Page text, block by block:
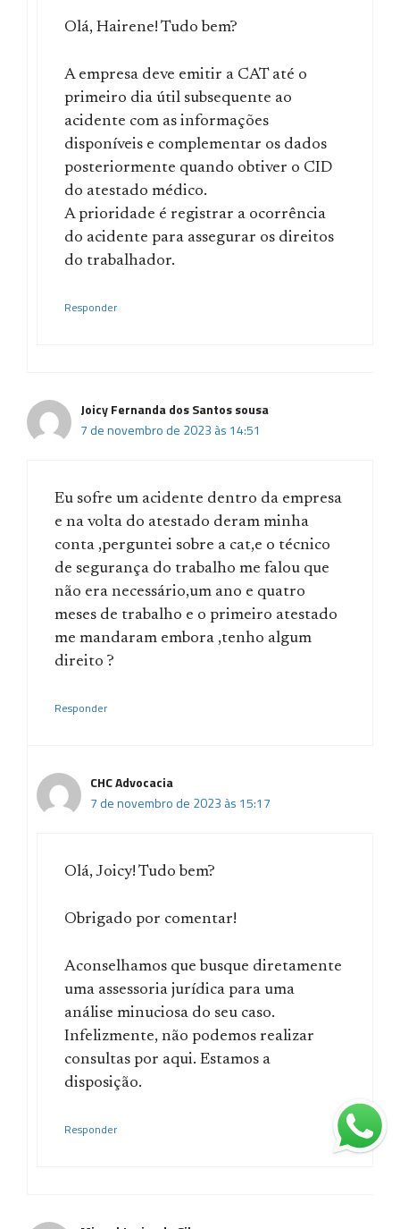
Olá, Hairene! Tudo bem?
A empresa deve emitir a CAT até o
primeiro dia útil subsequente ao
acidente com as informações
disponíveis e complementar os dados
posteriormente quando obtiver o CID
do atestado médico.
A prioridade é registrar a ocorrência
do acidente para assegurar os direitos
do trabalhador.
Responder
Joicy Fernanda dos Santos sousa
7 de novembro de 2023 às 14:51
Eu sofre um acidente dentro da empresa
e na volta do atestado deram minha
conta ,perguntei sobre a cat,e o técnico
de segurança do trabalho me falou que
não era necessário,um ano e quatro
meses de trabalho e o primeiro atestado
me mandaram embora ,tenho algum
direito ?
Responder
CHC Advocacia
7 de novembro de 2023 às 15:17
Olá, Joicy! Tudo bem?
Obrigado por comentar!
Aconselhamos que busque diretamente
uma assessoria jurídica para uma
análise minuciosa do seu caso.
Infelizmente, não podemos realizar
consultas por aqui. Estamos a
disposição.
Responder